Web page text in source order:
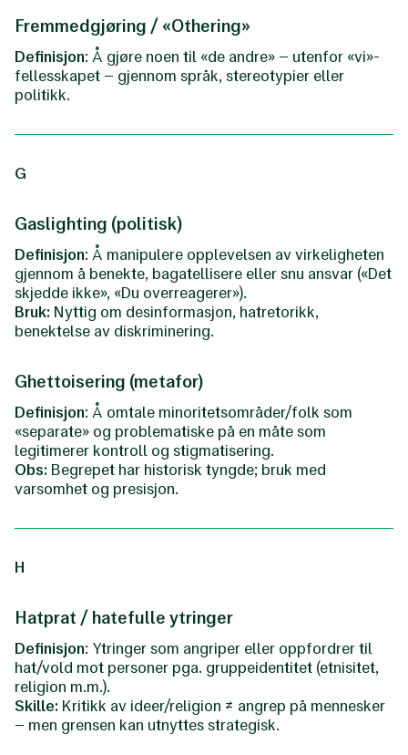
Fremmedgjøring / «Othering»
Definisjon: Å gjøre noen til «de andre» – utenfor «vi»-
fellesskapet – gjennom språk, stereotypier eller
politikk.
G
Gaslighting (politisk)
Definisjon: Å manipulere opplevelsen av virkeligheten
gjennom å benekte, bagatellisere eller snu ansvar («Det
skjedde ikke», «Du overreagerer»).
Bruk: Nyttig om desinformasjon, hatretorikk,
benektelse av diskriminering.
Ghettoisering (metafor)
Definisjon: Å omtale minoritetsområder/folk som
«separate» og problematiske på en måte som
legitimerer kontroll og stigmatisering.
Obs: Begrepet har historisk tyngde; bruk med
varsomhet og presisjon.
H
Hatprat / hatefulle ytringer
Definisjon: Ytringer som angriper eller oppfordrer til
hat/vold mot personer pga. gruppeidentitet (etnisitet,
religion m.m.).
Skille: Kritikk av ideer/religion ≠ angrep på mennesker
– men grensen kan utnyttes strategisk.